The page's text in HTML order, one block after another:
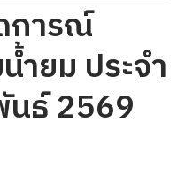
การณ์
ยม ประจำ
ธ์ 2569